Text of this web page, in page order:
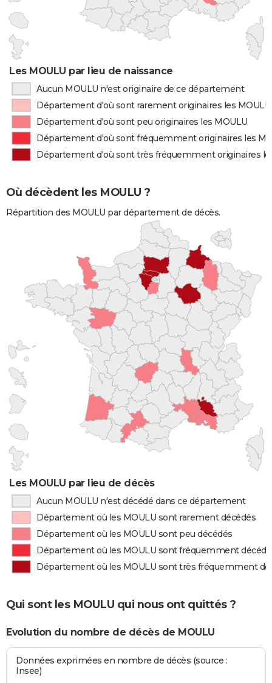
Les MOULU par lieu de naissance
Aucun MOULU n'est originaire de ce département
Département d'où sont rarement originaires les MOULU
Département d'où sont peu originaires les MOULU
Département d'où sont fréquemment originaires les
Département d'où sont très fréquemment originaires
Où décèdent les MOULU ?
Répartition des MOULU par département de décès.
Les MOULU par lieu de décès
Aucun MOULU n'est décédé dans ce département
Département où les MOULU sont rarement décédés
Département où les MOULU sont peu décédés
Département où les MOULU sont fréquemment
Département où les MOULU sont très fréquemment
Qui sont les MOULU qui nous ont quittés ?
Evolution du nombre de décès de MOULU
Données exprimées en nombre de décès (source :
Insee)